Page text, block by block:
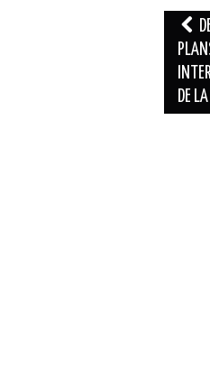
k
des
DE